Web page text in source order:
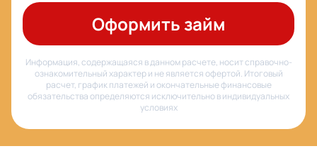
Оформить займ
Информация, содержащаяся в данном расчете, носит справочно-
ознакомительный характер и не является офертой. Итоговый
расчет, график платежей и окончательные финансовые
обязательства определяются исключительно в индивидуальных
условиях